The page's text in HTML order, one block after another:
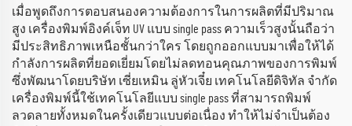
เมื่อพูดถึงการตอบสนองความต้องการในการผลิตที่มีปริมาณ
สูง เครื่องพิมพ์อิงค์เจ็ท UV แบบ single pass ความเร็วสูงนั้นถือว่า
มีประสิทธิภาพเหนือชั้นกว่าใคร โดยถูกออกแบบมาเพื่อให้ได้
กำลังการผลิตที่ยอดเยี่ยมโดยไม่ลดทอนคุณภาพของการพิมพ์
ซึ่งพัฒนาโดยบริษัท เซี่ยเหมิน ลู่หัวเจี๋ย เทคโนโลยีดิจิทัล จำกัด
เครื่องพิมพ์นี้ใช้เทคโนโลยีแบบ single pass ที่สามารถพิมพ์
ลวดลายทั้งหมดในครั้งเดียวแบบต่อเนื่อง ทำให้ไม่จำเป็นต้อง